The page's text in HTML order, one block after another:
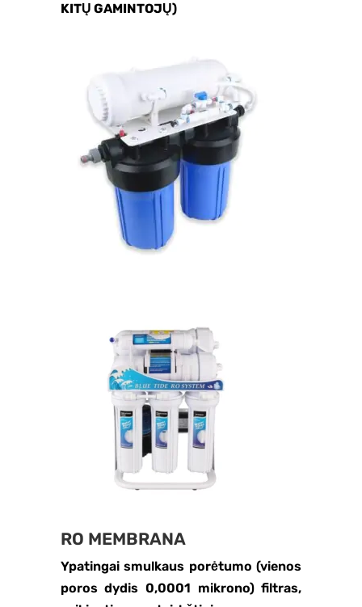
KITŲ GAMINTOJŲ)
RO MEMBRANA
Ypatingai smulkaus porėtumo (vienos
poros dydis 0,0001 mikrono) filtras,